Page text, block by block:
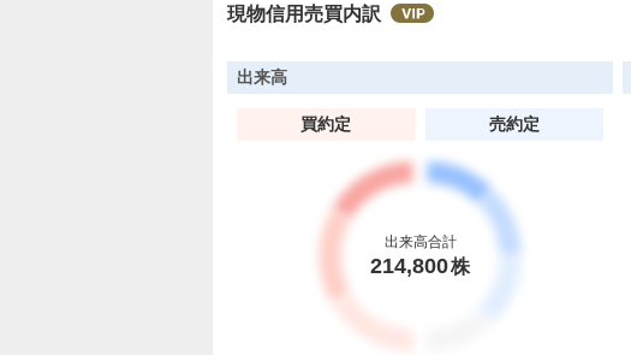
現物信用売買内訳
出来高
買約定 売約定
出来高合計
214,800株